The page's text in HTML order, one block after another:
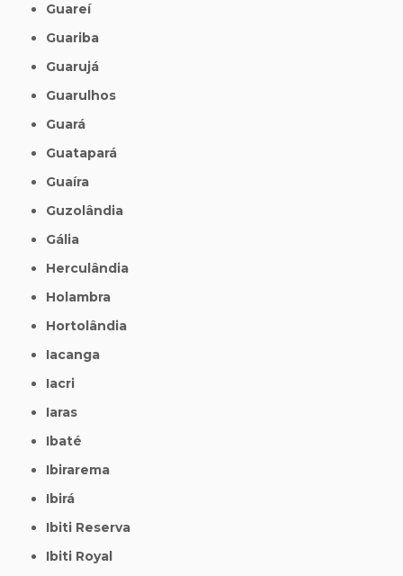
Guareí
Guariba
Guarujá
Guarulhos
Guará
Guatapará
Guaíra
Guzolândia
Gália
Herculândia
Holambra
Hortolândia
Iacanga
Iacri
Iaras
Ibaté
Ibirarema
Ibirá
Ibiti Reserva
Ibiti Royal